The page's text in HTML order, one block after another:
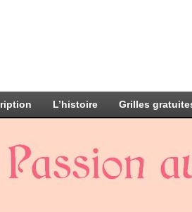
L’histoire Grilles